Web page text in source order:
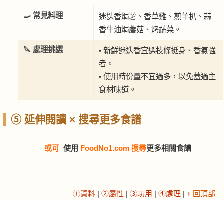
🍳 常見料理
迷迭香焗薯、香草雞、煎羊扒、蒜
香牛油焗蘑菇、烤蔬菜。
🔪 處理挑選
• 新鮮迷迭香宜選枝條挺身、香氣強
者。
• 使用時份量不宜過多，以免蓋過主
食材味道。
⑤ 延伸閱讀 × 搜尋更多食譜
或可 使用 FoodNo1.com 搜尋更多相關食譜
①資料 | ②屬性 | ③功用 | ④處理 | ↑ 回頂部